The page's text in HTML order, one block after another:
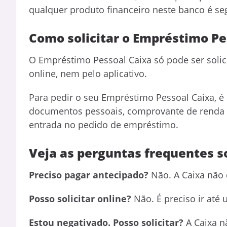
qualquer produto financeiro neste banco é
Como solicitar o Empréstimo
O Empréstimo Pessoal Caixa só pode ser
online, nem pelo aplicativo.
Para pedir o seu Empréstimo Pessoal Caixa,
documentos pessoais, comprovante de
entrada no pedido de empréstimo.
Veja as perguntas frequentes
Preciso pagar antecipado? Não. A Caixa
Posso solicitar online? Não. É preciso ir até
Estou negativado. Posso solicitar? A Caixa